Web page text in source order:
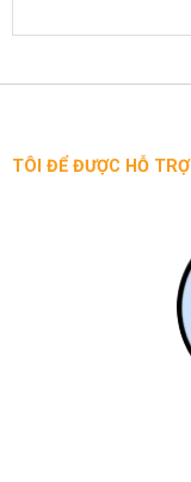
LIÊN HỆ
TÔI ĐỂ ĐƯỢC HỖ